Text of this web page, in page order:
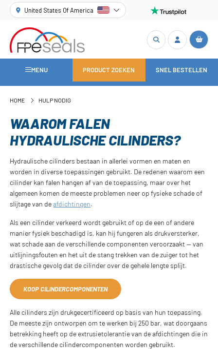
United States Of America
MENU PRODUCT ZOEKEN SNEL BESTELLEN
HOME HULP NODIG
WAAROM FALEN
HYDRAULISCHE CILINDERS?
Hydraulische cilinders bestaan in allerlei vormen en maten en
worden in diverse toepassingen gebruikt. De redenen waarom een
cilinder kan falen hangen af van de toepassing, maar over het
algemeen komen de meeste problemen neer op fysieke schade of
slijtage van deafdichtingen.
Als een cilinder verkeerd wordt gebruikt of op de een of andere
manier fysiek beschadigd is, kan hij fungeren als drukversterker,
wat schade aan de verschillende componenten veroorzaakt — van
uitlijningsfouten en het uit de stang trekken van de zuiger tot het
drastische gevolg dat de cilinder over de gehele lengte splijt.
KOOP CILINDERCOMPONENTEN
Alle cilinders zijn drukgecertificeerd op basis van hun toepassing.
De meeste zijn ontworpen om te werken bij 250 bar, wat doorgaans
betrekking heeft op de extrusietolerantie van de afdichtingen die in
de verschillende cilindercomponenten worden gebruikt.